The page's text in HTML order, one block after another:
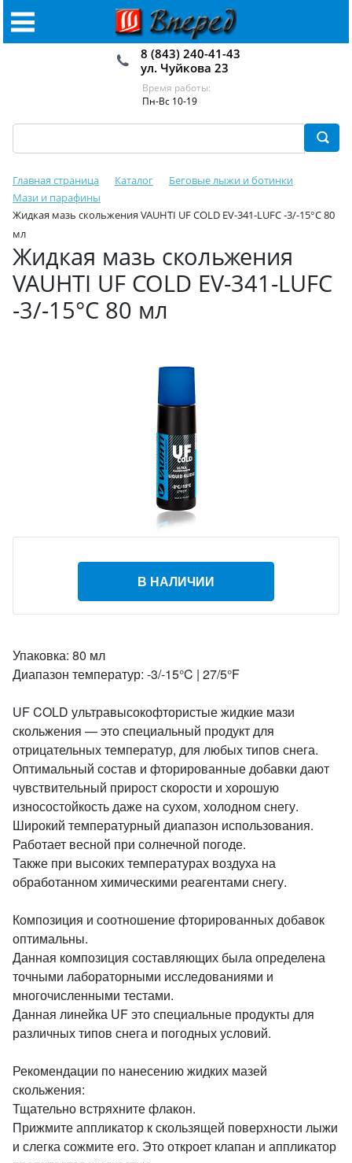
8 (843) 240-41-43
ул. Чуйкова 23
Время работы:
Пн-Вс 10-19
Главная страница Каталог
Беговые лыжи и ботинки
Мази и парафины
Жидкая мазь скольжения VAUHTI UF COLD EV-341-LUFC -3/-15°C 80
мл
Жидкая мазь скольжения
VAUHTI UF COLD EV-341-LUFC
-3/-15°C 80 мл
В НАЛИЧИИ
Упаковка: 80 мл
Диапазон температур: -3/-15°C | 27/5°F
UF COLD ультравысокофтористые жидкие мази
скольжения — это специальный продукт для
отрицательных температур, для любых типов снега.
Оптимальный состав и фторированные добавки дают
чувствительный прирост скорости и хорошую
износостойкость даже на сухом, холодном снегу.
Широкий температурный диапазон использования.
Работает весной при солнечной погоде.
Также при высоких температурах воздуха на
обработанном химическими реагентами снегу.
Композиция и соотношение фторированных добавок
оптимальны.
Данная композиция составляющих была определена
точными лабораторными исследованиями и
многочисленными тестами.
Данная линейка UF это специальные продукты для
различных типов снега и погодных условий.
Рекомендации по нанесению жидких мазей
скольжения:
Тщательно встряхните флакон.
Прижмите аппликатор к скользящей поверхности лыжи
и слегка сожмите его. Это откроет клапан и аппликатор